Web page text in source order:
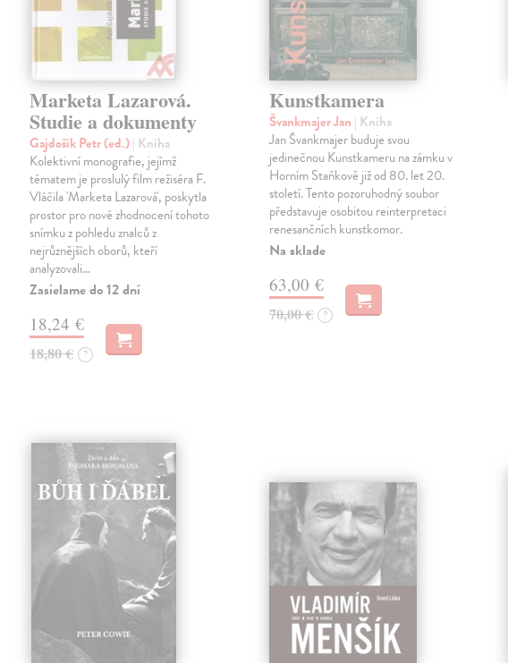
Marketa Lazarová.
Studie a dokumenty
Gajdošík Petr (ed.)| Kniha
Kolektivní monografie, jejímž
tématem je proslulý film režiséra F.
Vláčila 'Marketa Lazarová', poskytla
prostor pro nové zhodnocení tohoto
snímku z pohledu znalců z
nejrůznějších oborů, kteří
analyzovali…
Zasielame do 12 dní
18,24 €
18,80 € ?
Kunstkamera
Švankmajer Jan | Kniha
Jan Švankmajer buduje svou
jedinečnou Kunstkameru na zámku v
Horním Staňkově již od 80. let 20.
století. Tento pozoruhodný soubor
představuje osobitou reinterpretaci
renesančních kunstkomor.
Na sklade
63,00 €
70,00 € ?